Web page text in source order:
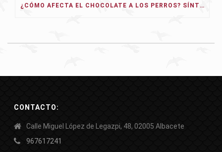
¿CÓMO AFECTA EL CHOCOLATE A LOS PERROS? SÍNTOMAS, TIPOS Y QUÉ HACER
CONTACTO:
Calle Miguel López de Legazpi, 48, 02005 Albacete
967617241